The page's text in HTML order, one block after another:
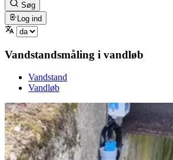
Søg
Log ind
Vandstandsmåling i vandløb
Vandstand
Vandløb